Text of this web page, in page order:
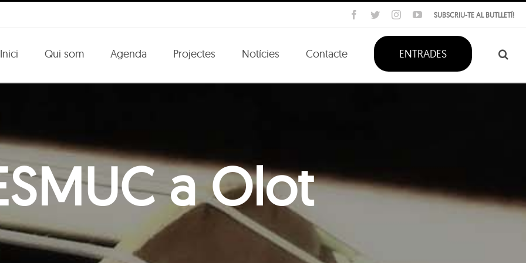
SUBSCRIU-TE AL BUTLLETÍ!
Facebook
TwitterInstagramYouTube
Inici Qui som Agenda Projectes Notícies Contacte ENTRADES
a Olot